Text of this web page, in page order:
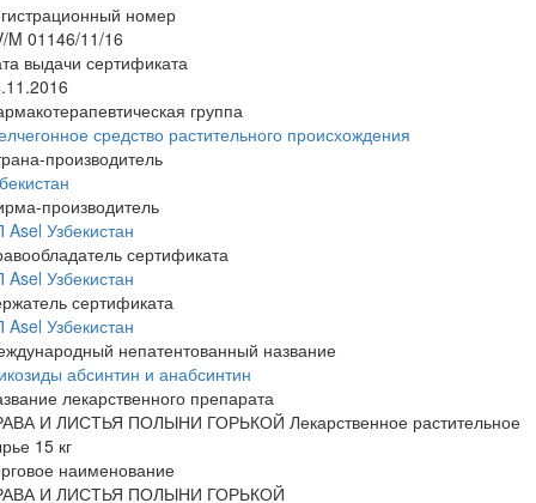
номер
M 01146/11/16
выдачи сертификата
группа
средство растительного происхождения
производитель
производитель
Asel Узбекистан
сертификата
Asel Узбекистан
сертификата
Asel Узбекистан
непатентованный название
абсинтин и анабсинтин
лекарственного препарата
И ЛИСТЬЯ ПОЛЫНИ ГОРЬКОЙ Лекарственное растительное
15 кг
наименование
И ЛИСТЬЯ ПОЛЫНИ ГОРЬКОЙ